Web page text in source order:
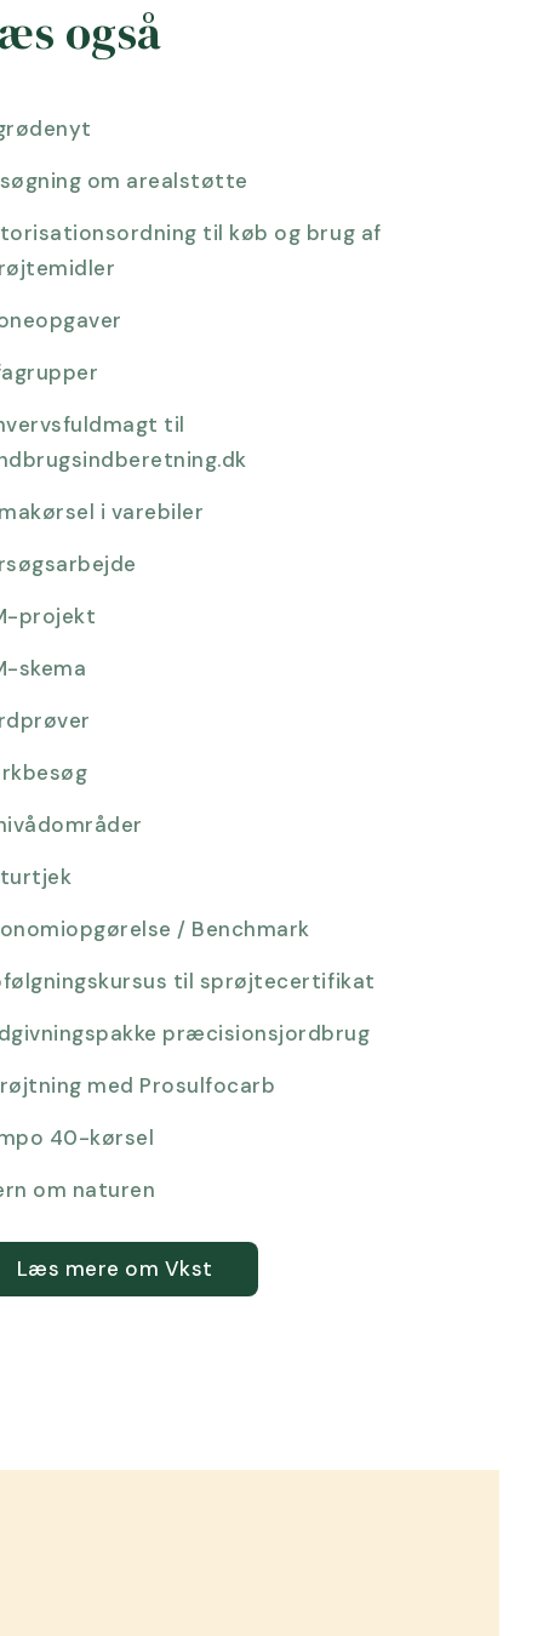
også
om arealstøtte
til køb og brug af
til
i varebiler
projekt
skema
/ Benchmark
til sprøjtecertifikat
præcisionsjordbrug
med Prosulfocarb
40-kørsel
om naturen
Læs mere om Vkst